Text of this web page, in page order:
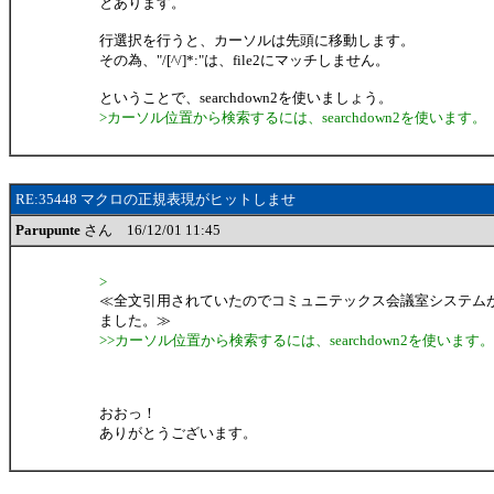
行選択を行うと、カーソルは先頭に移動します。
その為、"/[^/]*:"は、file2にマッチしません。
ということで、searchdown2を使いましょう。
>カーソル位置から検索するには、searchdown2を使います。
RE:35448 マクロの正規表現がヒットしませ
Parupunte さん 16/12/01 11:45
>
≪全文引用されていたのでコミュニテックス会議室システム
ました。≫
>>カーソル位置から検索するには、searchdown2を使います。
おおっ！
ありがとうございます。